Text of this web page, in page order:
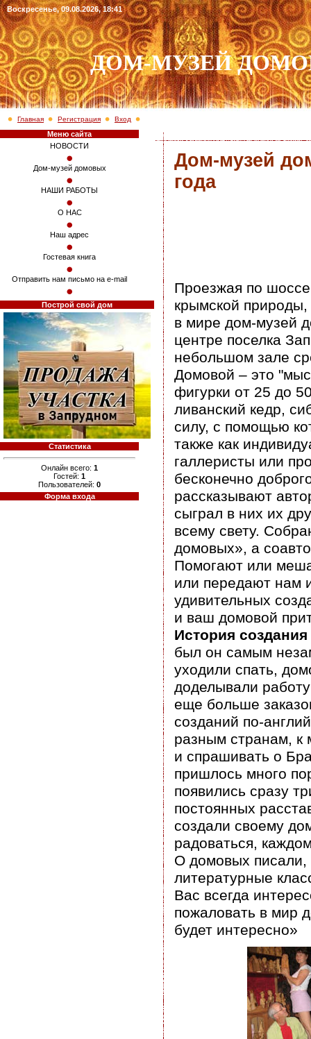
Воскресенье, 09.08.2026, 18:41
ДОМ-МУЗЕЙ
Главная Регистрация Вход
Меню сайта
НОВОСТИ
Дом-музей домовых
НАШИ РАБОТЫ
О НАС
Наш адрес
Гостевая книга
Отправить нам письмо на e-mail
Построй свой дом
Статистика
Онлайн всего: 1
Гостей: 1
Пользователей: 0
Форма входа
Дом-музей
года
Проезжая по
крымской
в мире дом-музей
центре поселка
небольшом зале
Домовой – это
фигурки от 25 до
ливанский кедр,
силу, с помощью
также как
галлеристы или
бесконечно
рассказывают
сыграл в них их
всему свету.
домовых», а
Помогают или
или передают нам
удивительных
и ваш домовой
История
был он самым
уходили спать,
доделывали
еще больше
созданий по-
разным странам, к
и спрашивать о
пришлось много
появились сразу
постоянных
создали своему
радоваться,
О домовых писали,
литературные
Вас всегда
пожаловать в мир
будет интересно»